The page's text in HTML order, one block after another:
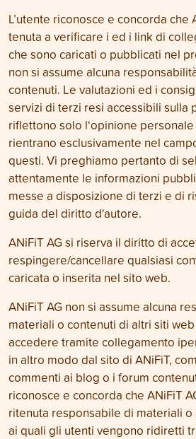
L’utente riconosce e concorda che
tenuta a verificare i ed i link di
che sono caricati o pubblicati nel
non si assume alcuna
contenuti. Le valutazioni ed i
servizi di terzi resi accessibili sulla
riflettono solo l‘opinione
rientrano esclusivamente nel
questi. Vi preghiamo pertanto di
attentamente le informazioni
messe a disposizione di terzi e di
guida del diritto d'autore.
ANiFiT AG si riserva il diritto di
respingere/cancellare qualsiasi
caricata o inserita nel sito web.
ANiFiT AG non si assume alcuna
materiali o contenuti di altri siti
accedere tramite collegamento
in altro modo dal sito di ANiFiT,
commenti ai blog o i forum
riconosce e concorda che ANiFiT
ritenuta responsabile di materiali
ai quali gli utenti vengono ridiretti